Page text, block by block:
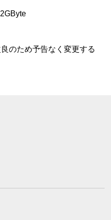
のため予告なく変更する